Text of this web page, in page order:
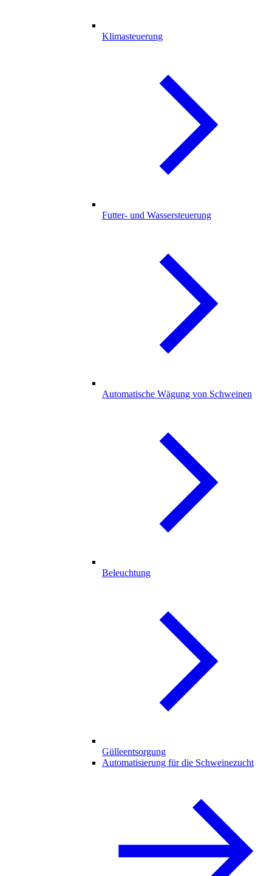
Klimasteuerung
Futter- und Wassersteuerung
Automatische Wägung von Schweinen
Beleuchtung
Gülleentsorgung
Automatisierung für die Schweinezucht